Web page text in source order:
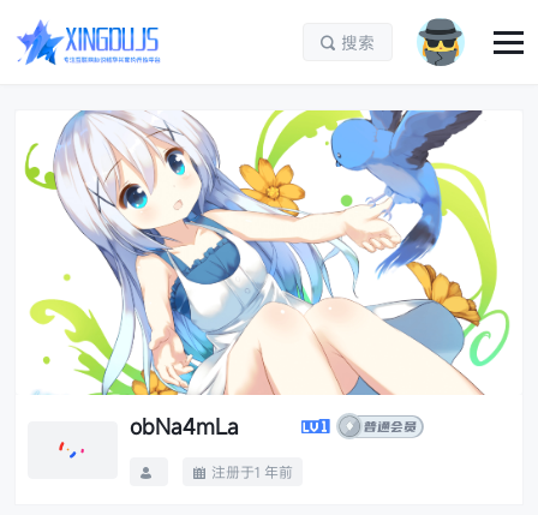
 搜索
obNa4mLa
  注册于1 年前